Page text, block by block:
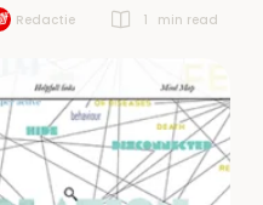
Redactie 1 min read